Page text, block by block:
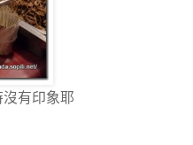
有印象耶